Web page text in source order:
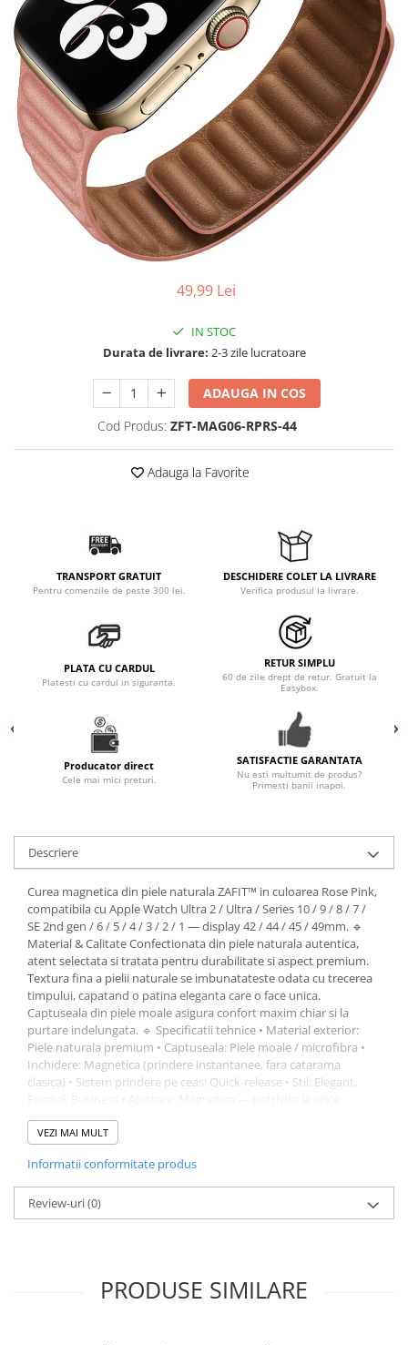
49,99 Lei
IN STOC
Durata de livrare: 2-3 zile lucratoare
ADAUGA IN COS
Cod Produs: ZFT-MAG06-RPRS-44
Adauga la Favorite
TRANSPORT GRATUIT
Pentru comenzile de peste 300 lei.
DESCHIDERE COLET LA LIVRARE
Verifica produsul la livrare.
PLATA CU CARDUL
Platesti cu cardul in siguranta.
RETUR SIMPLU
60 de zile drept de retur. Gratuit la
Easybox.
Producator direct
Cele mai mici preturi.
SATISFACTIE GARANTATA
Nu esti multumit de produs?
Primesti banii inapoi.
Descriere
Curea magnetica din piele naturala ZAFIT™ in culoarea Rose Pink,
compatibila cu Apple Watch Ultra 2 / Ultra / Series 10 / 9 / 8 / 7 /
SE 2nd gen / 6 / 5 / 4 / 3 / 2 / 1 — display 42 / 44 / 45 / 49mm. 🔹
Material & Calitate Confectionata din piele naturala autentica,
atent selectata si tratata pentru durabilitate si aspect premium.
Textura fina a pielii naturale se imbunatateste odata cu trecerea
timpului, capatand o patina eleganta care o face unica.
Captuseala din piele moale asigura confort maxim chiar si la
purtare indelungata. 🔹 Specificatii tehnice • Material exterior:
Piele naturala premium • Captuseala: Piele moale / microfibra •
Inchidere: Magnetica (prindere instantanee, fara catarama
clasica) • Sistem prindere pe ceas: Quick-release • Stil: Elegant,
dimensiune a incheieturii 🔹 Eleganta & Functionalitate
Inchiderea magnetica revolutioneaza modul de a purta
cureaua. Aspectul premium din piele naturala transforma orice
smartwatch intr-un accesoriu de lux, perfect pentru intalniri de
afaceri, evenimente formale sau oriunde vrei sa impresionezi. 🔹
Instalare Quick-release pentru montare rapida pe smartwatch.
VEZI MAI MULT
Informatii conformitate produs
Review-uri(0)
PRODUSE SIMILARE